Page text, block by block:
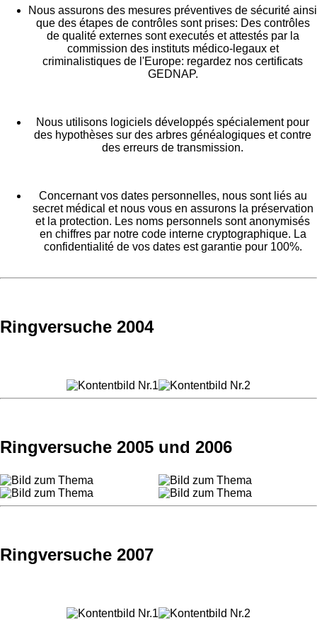
Nous assurons des mesures préventives de sécurité ainsi
que des étapes de contrôles sont prises: Des contrôles
de qualité externes sont executés et attestés par la
commission des instituts médico-legaux et
criminalistiques de l'Europe: regardez nos certificats
GEDNAP.
Nous utilisons logiciels développés spécialement pour
des hypothèses sur des arbres généalogiques et contre
des erreurs de transmission.
Concernant vos dates personnelles, nous sont liés au
secret médical et nous vous en assurons la préservation
et la protection. Les noms personnels sont anonymisés
en chiffres par notre code interne cryptographique. La
confidentialité de vos dates est garantie pour 100%.
Ringversuche 2004
Ringversuche 2005 und 2006
Ringversuche 2007